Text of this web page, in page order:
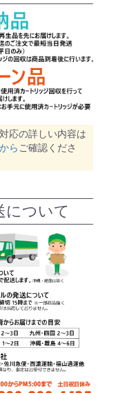
応の詳しい内容は
ら ご確認くださ
について